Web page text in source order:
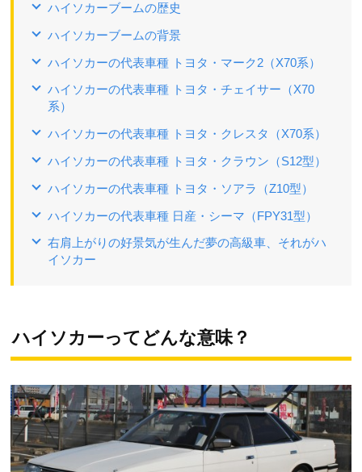
ハイソカーブームの歴史
ハイソカーブームの背景
ハイソカーの代表車種 トヨタ・マーク2（X70系）
ハイソカーの代表車種 トヨタ・チェイサー（X70
系）
ハイソカーの代表車種 トヨタ・クレスタ（X70系）
ハイソカーの代表車種 トヨタ・クラウン（S12型）
ハイソカーの代表車種 トヨタ・ソアラ（Z10型）
ハイソカーの代表車種 日産・シーマ（FPY31型）
右肩上がりの好景気が生んだ夢の高級車、それがハ
イソカー
ハイソカーってどんな意味？